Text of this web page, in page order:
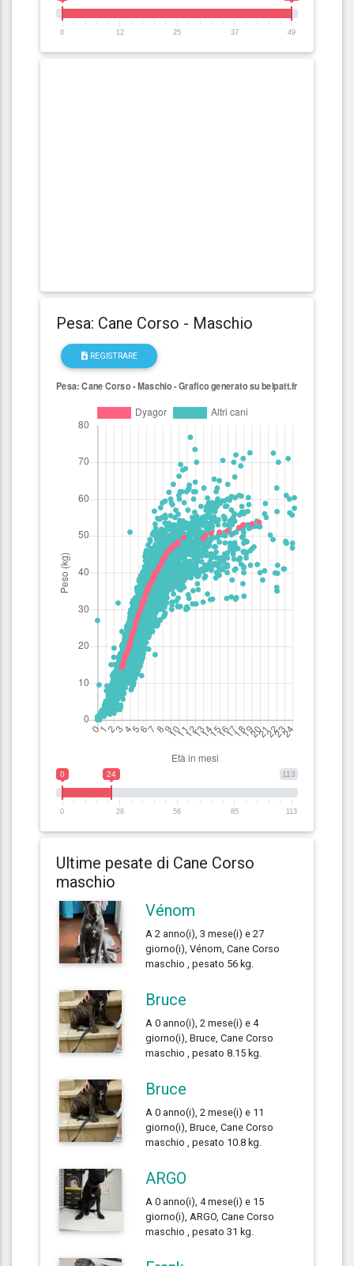
0 12 25 37 49
Pesa: Cane Corso - Maschio
REGISTRARE
113
0 24
0 28 56 85 113
Ultime pesate di Cane Corso
maschio
Vénom
A 2 anno(i), 3 mese(i) e 27
giorno(i), Vénom, Cane Corso
maschio , pesato 56 kg.
Bruce
A 0 anno(i), 2 mese(i) e 4
giorno(i), Bruce, Cane Corso
maschio , pesato 8.15 kg.
Bruce
A 0 anno(i), 2 mese(i) e 11
giorno(i), Bruce, Cane Corso
maschio , pesato 10.8 kg.
ARGO
A 0 anno(i), 4 mese(i) e 15
giorno(i), ARGO, Cane Corso
maschio , pesato 31 kg.